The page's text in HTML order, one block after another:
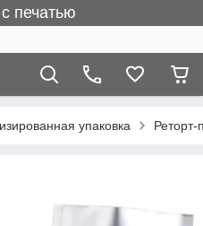
печатью
упаковка Реторт-